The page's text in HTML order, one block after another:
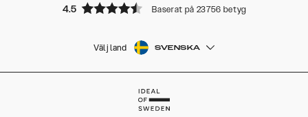
4.5 Baserat på 23756 betyg
Välj land SVENSKA